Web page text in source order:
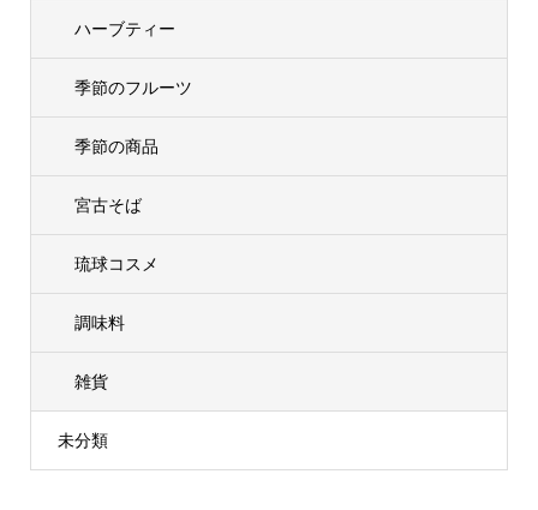
ハーブティー
季節のフルーツ
季節の商品
宮古そば
琉球コスメ
調味料
雑貨
未分類